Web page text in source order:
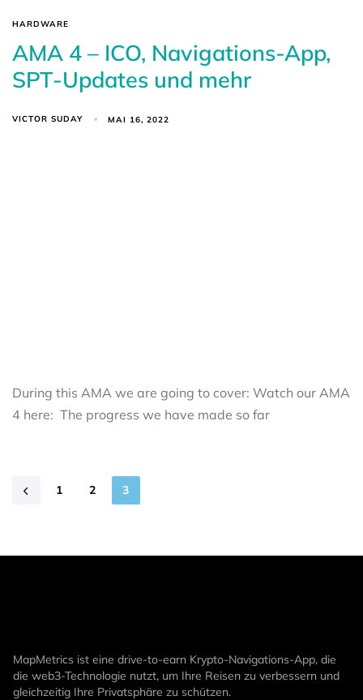
HARDWARE
AMA 4 – ICO, Navigations-App,
SPT-Updates und mehr
VICTOR SUDAY MAI 16, 2022
During this AMA we are going to cover: Watch our AMA
4 here: The progress we have made so far
1 2 3
MapMetrics ist eine drive-to-earn Krypto-Navigations-App, die
die web3-Technologie nutzt, um Ihre Reisen zu verbessern und
gleichzeitig Ihre Privatsphäre zu schützen.